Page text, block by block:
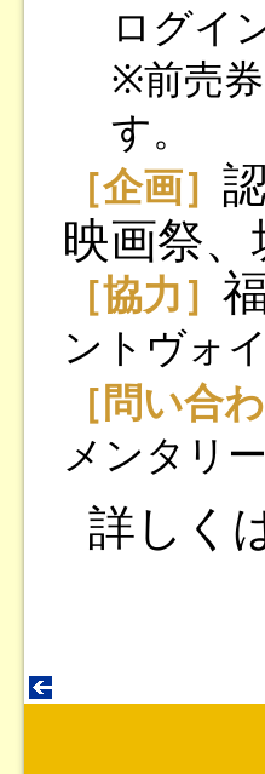
ログイ
※前売
す。
［企画］
映画祭
［協力］
ントヴォイ
［問い合わ
メンタリ
詳しく